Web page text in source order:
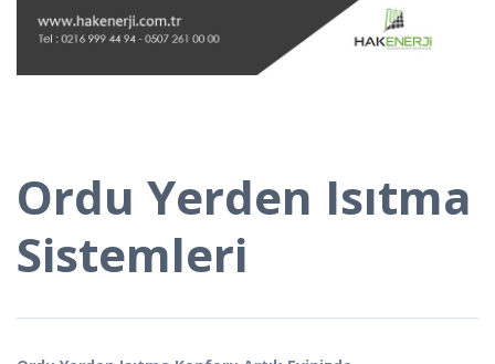
Ordu Yerden Isıtma
Sistemleri